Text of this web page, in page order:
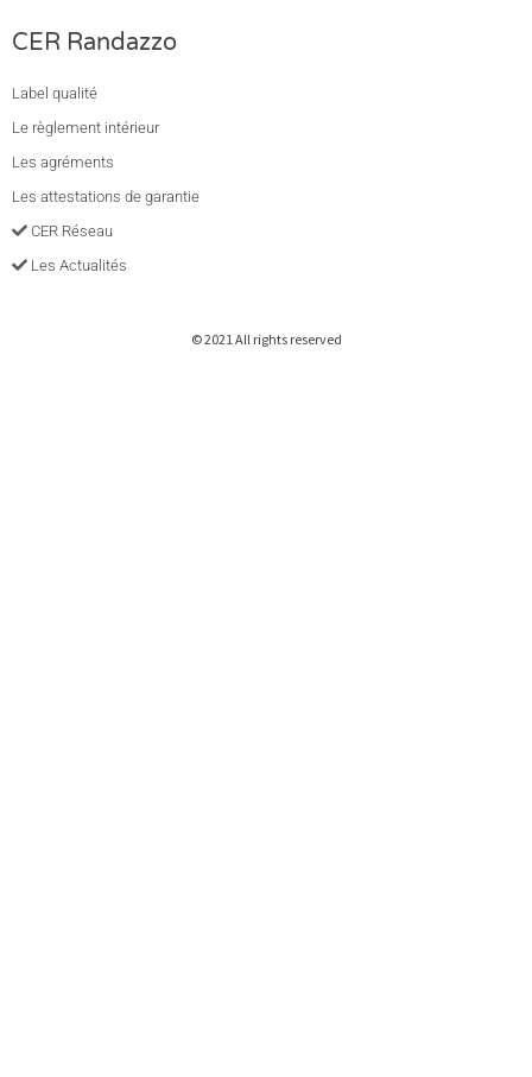
CER Randazzo
Label qualité
Le règlement intérieur
Les agréments
Les attestations de garantie
CER Réseau
Les Actualités
© 2021 All rights reserved